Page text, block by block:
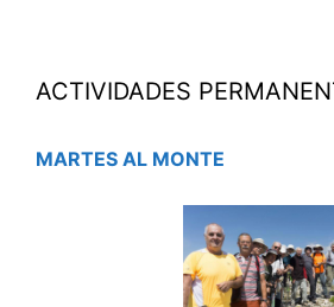
ACTIVIDADES
MARTES AL MONTE